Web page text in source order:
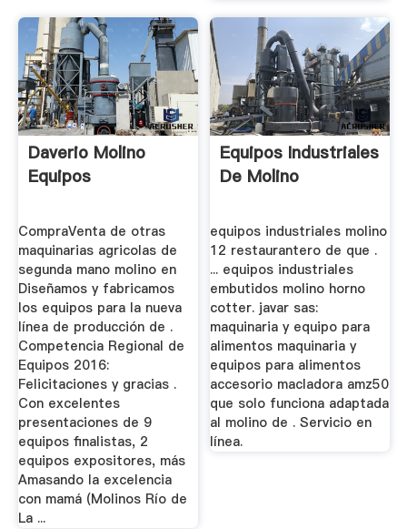
Daverio Molino
Equipos
CompraVenta de otras
maquinarias agricolas de
segunda mano molino en
Diseñamos y fabricamos
los equipos para la nueva
línea de producción de .
Competencia Regional de
Equipos 2016:
Felicitaciones y gracias .
Con excelentes
presentaciones de 9
equipos finalistas, 2
equipos expositores, más
Amasando la excelencia
con mamá (Molinos Río de
La ...
Equipos Industriales
De Molino
equipos industriales molino
12 restaurantero de que .
... equipos industriales
embutidos molino horno
cotter. javar sas:
maquinaria y equipo para
alimentos maquinaria y
equipos para alimentos
accesorio macladora amz50
que solo funciona adaptada
al molino de . Servicio en
línea.